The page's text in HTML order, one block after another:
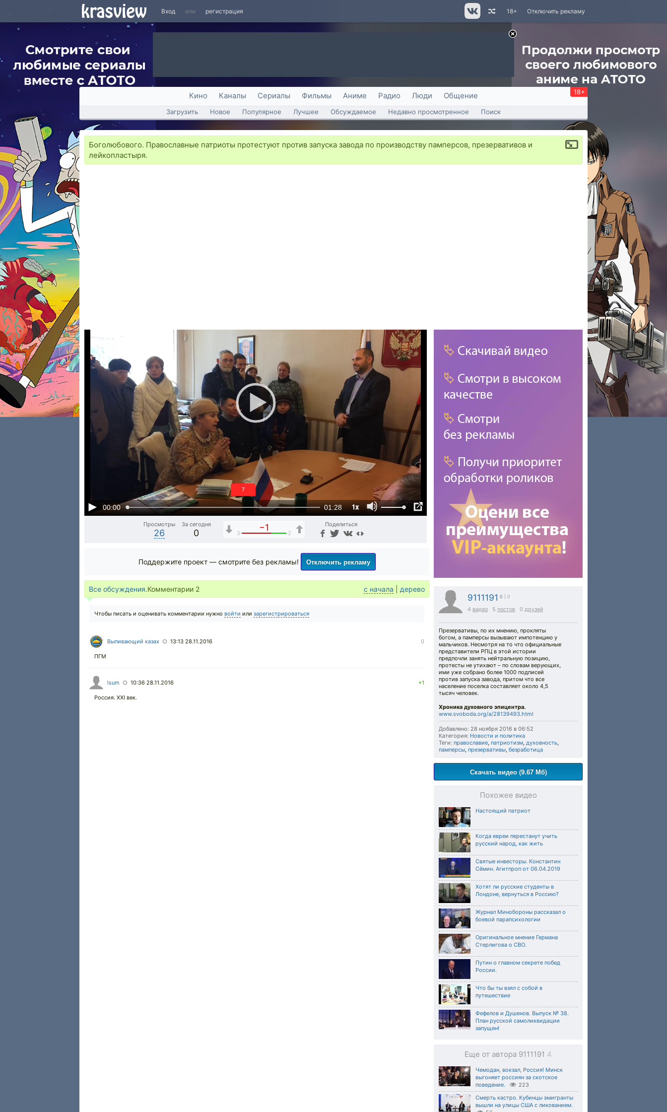
Вход или регистрация Отключить рекламу
18+
Кино Каналы Сериалы Фильмы Аниме Радио Люди Общение 18+
Загрузить Новое Популярное Лучшее Обсуждаемое Недавно просмотренное Поиск
Боголюбового. Православные патриоты протестуют против запуска завода по производству памперсов, презервативов и
лейкопластыря.
00:00 01:28 1x
6
Просмотры
26
За сегодня
0
−1
3 2
Поделиться
9111191 0 | 0
4 видео 5 постов 0 друзей
Презервативы, по их мнению, прокляты
богом, а памперсы вызывают импотенцию у
мальчиков. Несмотря на то что официальные
представители РПЦ в этой истории
предпочли занять нейтральную позицию,
протесты не утихают – по словам верующих,
ими уже собрано более 1000 подписей
против запуска завода, притом что все
население поселка составляет около 4,5
тысяч человек.
Хроника духовного эпицентра.
www.svoboda.org/a/28139493.html
Добавлено: 28 ноября 2016 в 06:52
Категория: Новости и политика
Теги: православие патриотизм духовность
памперсы презервативы безработица
Скачать видео (9.67 Мб)
Похожее видео
Настоящий патриот
Когда евреи перестанут учить
русский народ, как жить
Святые инвесторы. Константин
Сёмин. Агитпроп от 06.04.2019
Хотят ли русские студенты в
Лондоне, вернуться в Россию?
Журнал Минобороны рассказал о
боевой парапсихологии
Оригинальное мнение Германа
Стерлигова о СВО.
Путин о главном секрете побед
России.
Что бы ты взял с собой в
путешествие
Фефелов и Душенов. Выпуск № 38.
План русской самоликвидации
запущен!
Еще от автора 9111191 4
Чемодан, вокзал, Россия! Минск
выгоняет россиян за скотское
поведение.
223
Смерть кастро. Кубинцы эмигранты
вышли на улицы США с ликованием.
Поддержите проект — смотрите без рекламы! Отключить рекламу
Все обсуждения.Комментарии 2 с начала дерево
Чтобы писать и оценивать комментарии нужно войти или зарегистрироваться
Выпивающий казах ○ 13:13 28.11.2016 0
ПГМ
lsum ○ 10:36 28.11.2016 +1
Россия. XXI век.